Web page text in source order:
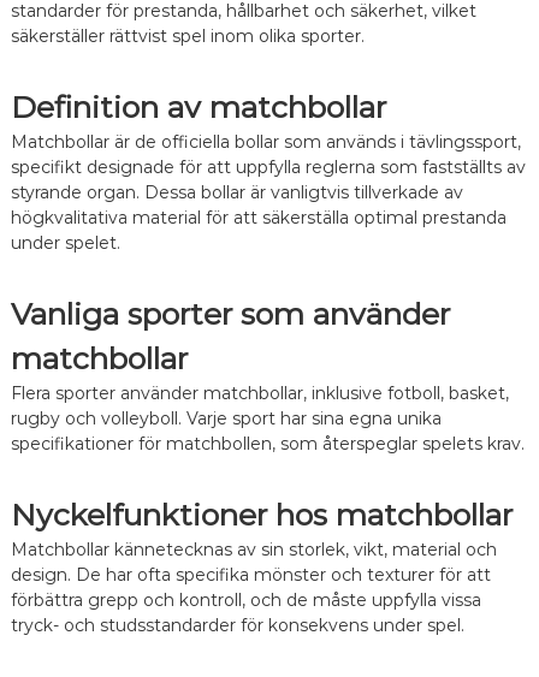
e
d
a
r
l
l
p
n
i
r
,
t
e
standarder för prestanda, hållbarhet och säkerhet, vilket
säkerställer rättvist spel inom olika sporter.
Definition av matchbollar
Matchbollar är de officiella bollar som används i tävlingssport,
specifikt designade för att uppfylla reglerna som fastställts av
styrande organ. Dessa bollar är vanligtvis tillverkade av
högkvalitativa material för att säkerställa optimal prestanda
under spelet.
Vanliga sporter som använder
matchbollar
Flera sporter använder matchbollar, inklusive fotboll, basket,
rugby och volleyboll. Varje sport har sina egna unika
specifikationer för matchbollen, som återspeglar spelets krav.
Nyckelfunktioner hos matchbollar
Matchbollar kännetecknas av sin storlek, vikt, material och
design. De har ofta specifika mönster och texturer för att
förbättra grepp och kontroll, och de måste uppfylla vissa
tryck- och studsstandarder för konsekvens under spel.